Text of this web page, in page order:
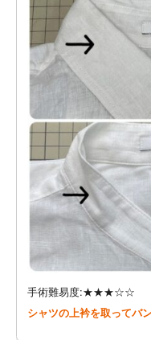
手術難易度:★★★☆☆
シャツの上衿を取ってバ